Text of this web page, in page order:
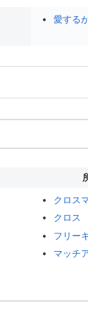
愛する
クロス
クロス
フリー
マッチ